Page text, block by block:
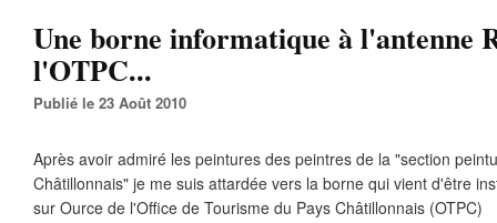
Une borne informatique à l'antenne
l'OTPC...
Publié le 23 Août 2010
Après avoir admiré les peintures des peintres de la "section
Châtillonnais" je me suis attardée vers la borne qui vient d'être
sur Ource de l'Office de Tourisme du Pays Châtillonnais (OTPC)